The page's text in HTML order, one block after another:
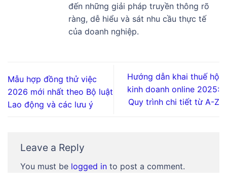
đến những giải pháp truyền thông rõ
ràng, dễ hiểu và sát nhu cầu thực tế
của doanh nghiệp.
Mẫu hợp đồng thử việc
2026 mới nhất theo Bộ luật
Lao động và các lưu ý
Hướng dẫn khai thuế hộ
kinh doanh online 2025:
Quy trình chi tiết từ A-Z
Leave a Reply
You must be logged in to post a comment.